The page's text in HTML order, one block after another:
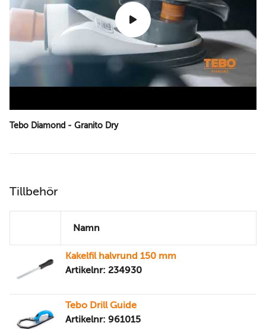
Tebo Diamond - Granito Dry
Tillbehör
Namn
Kakelfil halvrund 150 mm
Artikelnr: 234930
Tebo Drill Guide
Artikelnr: 961015